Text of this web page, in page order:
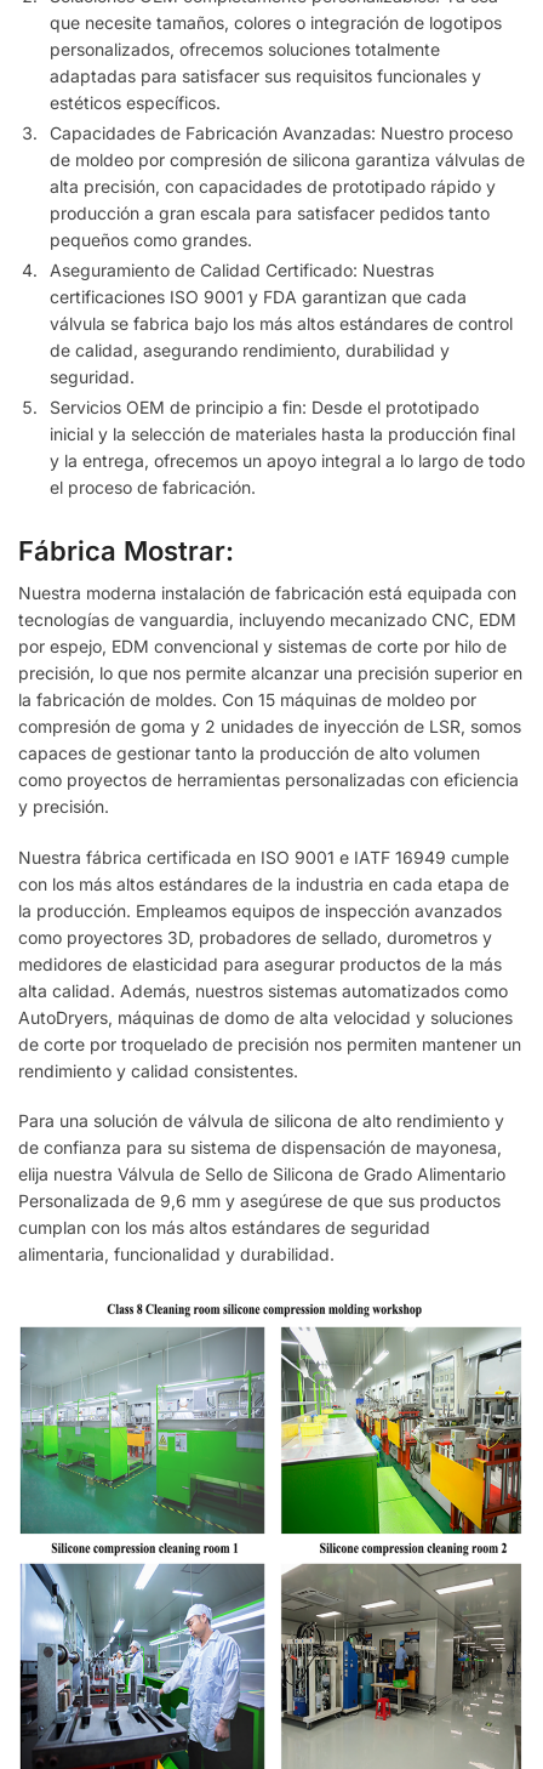
que necesite tamaños, colores o integración de logotipos
personalizados, ofrecemos soluciones totalmente
adaptadas para satisfacer sus requisitos funcionales y
estéticos específicos.
Capacidades de Fabricación Avanzadas: Nuestro proceso
de moldeo por compresión de silicona garantiza válvulas de
alta precisión, con capacidades de prototipado rápido y
producción a gran escala para satisfacer pedidos tanto
pequeños como grandes.
Aseguramiento de Calidad Certificado: Nuestras
certificaciones ISO 9001 y FDA garantizan que cada
válvula se fabrica bajo los más altos estándares de control
de calidad, asegurando rendimiento, durabilidad y
seguridad.
Servicios OEM de principio a fin: Desde el prototipado
inicial y la selección de materiales hasta la producción final
y la entrega, ofrecemos un apoyo integral a lo largo de todo
el proceso de fabricación.
Fábrica Mostrar:
Nuestra moderna instalación de fabricación está equipada con
tecnologías de vanguardia, incluyendo mecanizado CNC, EDM
por espejo, EDM convencional y sistemas de corte por hilo de
precisión, lo que nos permite alcanzar una precisión superior en
la fabricación de moldes. Con 15 máquinas de moldeo por
compresión de goma y 2 unidades de inyección de LSR, somos
capaces de gestionar tanto la producción de alto volumen
como proyectos de herramientas personalizadas con eficiencia
y precisión.
Nuestra fábrica certificada en ISO 9001 e IATF 16949 cumple
con los más altos estándares de la industria en cada etapa de
la producción. Empleamos equipos de inspección avanzados
como proyectores 3D, probadores de sellado, durometros y
medidores de elasticidad para asegurar productos de la más
alta calidad. Además, nuestros sistemas automatizados como
AutoDryers, máquinas de domo de alta velocidad y soluciones
de corte por troquelado de precisión nos permiten mantener un
rendimiento y calidad consistentes.
Para una solución de válvula de silicona de alto rendimiento y
de confianza para su sistema de dispensación de mayonesa,
elija nuestra Válvula de Sello de Silicona de Grado Alimentario
Personalizada de 9,6 mm y asegúrese de que sus productos
cumplan con los más altos estándares de seguridad
alimentaria, funcionalidad y durabilidad.